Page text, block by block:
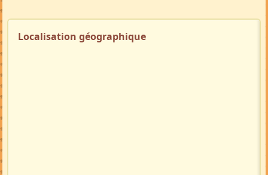
Localisation géographique